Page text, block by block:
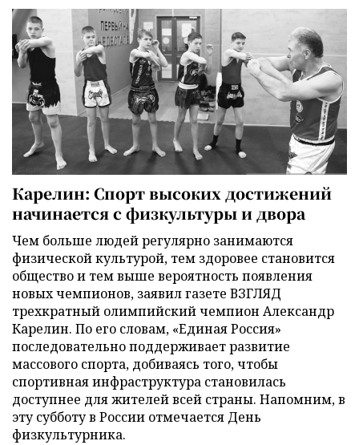
Карелин: Спорт высоких достижений
начинается с физкультуры и двора
Чем больше людей регулярно занимаются
физической культурой, тем здоровее становится
общество и тем выше вероятность появления
новых чемпионов, заявил газете ВЗГЛЯД
трехкратный олимпийский чемпион Александр
Карелин. По его словам, «Единая Россия»
последовательно поддерживает развитие
массового спорта, добиваясь того, чтобы
спортивная инфраструктура становилась
доступнее для жителей всей страны. Напомним, в
эту субботу в России отмечается День
физкультурника.